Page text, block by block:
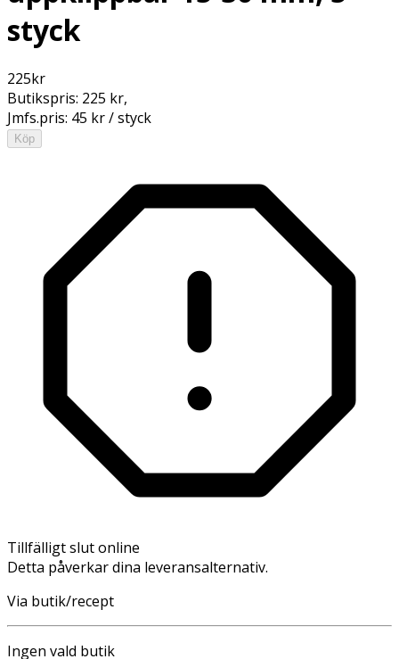
styck
225kr
Butikspris: 225 kr,
Jmfs.pris: 45 kr / styck
Köp
Tillfälligt slut online
Detta påverkar dina leveransalternativ.
Via butik/recept
Ingen vald butik